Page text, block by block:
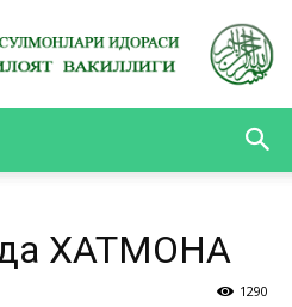
ВИЛОЯТХАТМОНА
1290